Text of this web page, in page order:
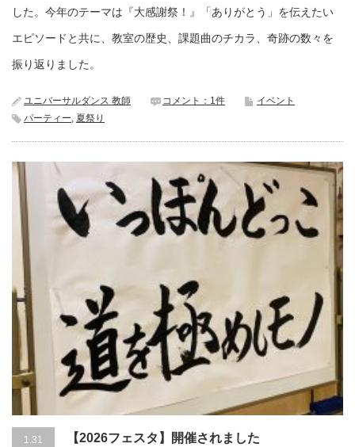
した。今年のテーマは『大感謝祭！』「ありがとう」を伝えたい
エピソードと共に、教室の歴史、課題曲のチカラ、奇跡の数々を
振り返りました。
ユニバーサルダンス 教師 コメント：1件
イベント
パーティー, 夏祭り
1.31
【2026フェスタ】開催されました